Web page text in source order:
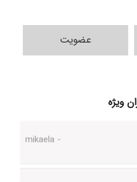
عضویت
ویژه
H.ghaedi